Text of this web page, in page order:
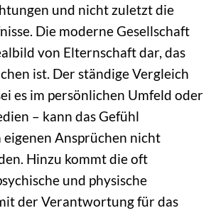
und nicht zuletzt die
Die moderne Gesellschaft
von Elternschaft dar, das
ist. Der ständige Vergleich
es im persönlichen Umfeld oder
– kann das Gefühl
Ansprüchen nicht
Hinzu kommt die oft
und physische
der Verantwortung für das